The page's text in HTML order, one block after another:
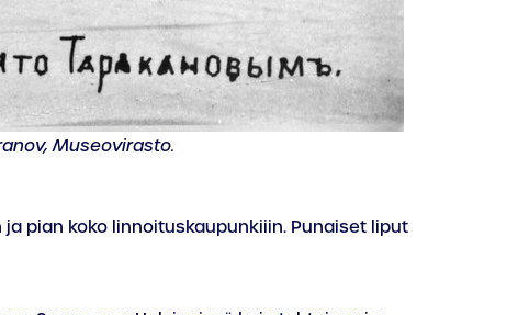
Museovirasto.
pian koko linnoituskaupunkiiin. Punaiset liput